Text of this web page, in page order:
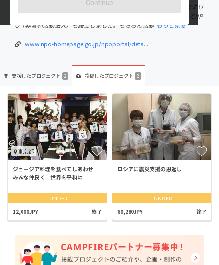
Continue
4児の父です。病院に勤務しています。困っている人を見ると放っておけ
ない性分でして、人助けが大好きです。好きが高じて、仲間を募ってNP
O（非営利活動法人）も設立しました。もちろん活動 もっと見る
www.npo-homepage.go.jp/npoportal/deta...
支援したプロジェクト 2 投稿したプロジェクト 2
東京都
ジョージア料理を食べてしあわせ
みんな仲良く 世界を平和に
FUNDED
12,000JPY 終了
ロシアに震災支援の恩返し
FUNDED
60,280JPY 終了